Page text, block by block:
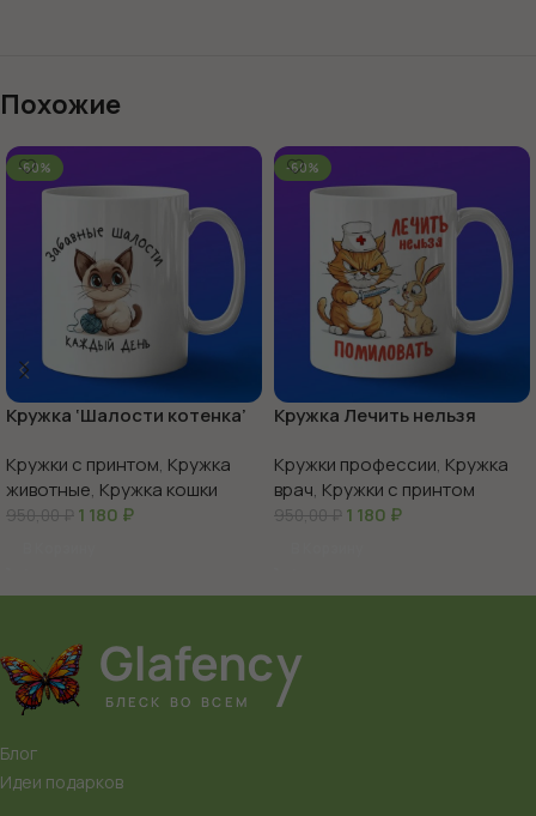
Похожие
-60%
Кружка ‘Шалости котенка’
Кружки с принтом, Кружка
животные, Кружка кошки
950,00₽ 1 180 ₽
-60%
Кружка Лечить нельзя
Кружки профессии, Кружка
врач, Кружки с принтом
950,00₽ 1 180 ₽
Блог
Идеи подарков